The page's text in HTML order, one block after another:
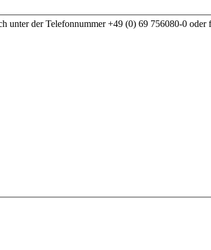
unter der Telefonnummer +49 (0) 69 756080-0